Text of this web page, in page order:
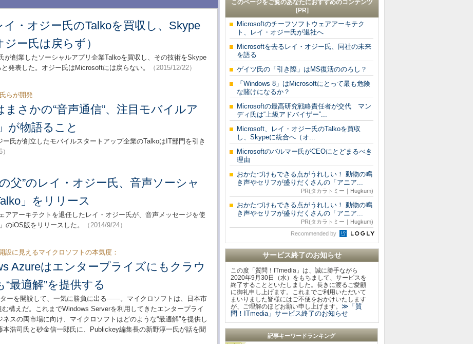
イ・オジー氏のTalkoを買収し、Skype
ー氏は戻らず）
が創業したソーシャルアプリ企業Talkoを買収し、その技術をSkype
発表した。オジー氏はMicrosoftには戻らない。
（2015/12/22）
らが開発
まさかの“音声通信”、注目モバイルア
が物語ること
氏が創立したモバイルスタートアップ企業のTalkoはIT部門を引き
父”のレイ・オジー氏、音声ソーシャ
」をリリース
アアーキテクトを退任したレイ・オジー氏が、音声メッセージを使
のiOS版をリリースした。
（2014/9/24）
設に見えるマイクロソフトの本気度：
Azureはエンタープライズにもクラウ
“最適解”を提供する
ーを開設して、一気に勝負に出る――。マイクロソフトは、日本市
構えだ。これまでWindows Serverを利用してきたエンタープライ
スの両市場に向け、マイクロソフトはどのような“最適解”を提供し
浩司氏と砂金信一郎氏に、Publickey編集長の新野淳一氏が話を聞
このページをご覧のあなたにおすすめのコンテンツ
[PR]
Microsoftのチーフソフトウェアアーキテク
ト、レイ・オジー氏が退社へ
Microsoftを去るレイ・オジー氏、同社の未来
を語る
ゲイツ氏の「引き際」はMS復活ののろし？
「Windows 8」はMicrosoftにとって最も危険
な賭けになるか？
Microsoftの最高研究戦略責任者が交代 マン
ディ氏は“上級アドバイザー”...
Microsoft、レイ・オジー氏のTalkoを買収
し、Skypeに統合へ（オ...
Microsoftのバルマー氏がCEOにとどまるべき
理由
おかたづけもできる点がうれしい！ 動物の鳴
き声やセリフが盛りだくさんの「アニア...
PR(タカラトミー｜Hugkum)
おかたづけもできる点がうれしい！ 動物の鳴
き声やセリフが盛りだくさんの「アニア...
PR(タカラトミー｜Hugkum)
Recommended by
サービス終了のお知らせ
この度「質問！ITmedia」は、誠に勝手ながら
2020年9月30日（水）をもちまして、サービスを
終了することといたしました。長きに渡るご愛顧
に御礼申し上げます。これまでご利用いただいて
まいりました皆様にはご不便をおかけいたします
が、ご理解のほどお願い申し上げます。 ≫「質
問！ITmedia」サービス終了のお知らせ
記事キーワードランキング